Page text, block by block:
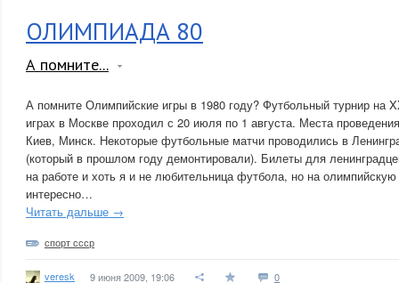
ОЛИМПИАДА 80
А помните...
А помните Олимпийские игры в 1980 году? Футбольный турнир на
играх в Москве проходил с 20 июля по 1 августа. Места
Киев, Минск. Некоторые футбольные матчи проводились в
(который в прошлом году демонтировали). Билеты для
на работе и хоть я и не любительница футбола, но на
интересно…
Читать дальше →
спорт ссср
veresk 9 июня 2009, 19:06 0